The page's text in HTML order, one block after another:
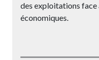
des exploitations
économiques.